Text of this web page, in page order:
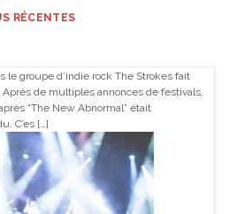
RÉCENTES
le groupe d’indie rock The Strokes fait
de multiples annonces de festivals,
“The New Abnormal” était
C’es […]